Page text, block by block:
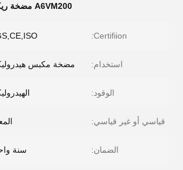
A6VM200 مضخة ريكسروث الهيدروليكية
Certifiion:
استخدام: مضخة مكبس
الوقود:
قياسي أو غير قياسي:
الضمان: سنة